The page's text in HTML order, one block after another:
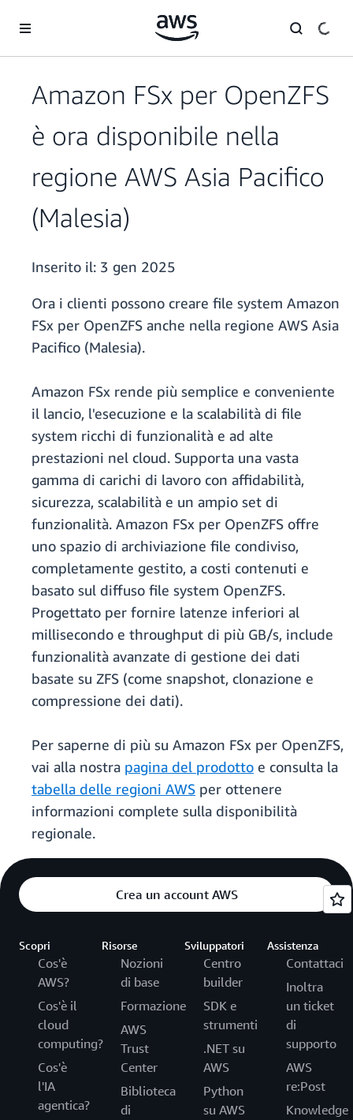
Amazon FSx per OpenZFS
è ora disponibile nella
regione AWS Asia Pacifico
(Malesia)
Inserito il: 3 gen 2025
Ora i clienti possono creare file system Amazon
FSx per OpenZFS anche nella regione AWS Asia
Pacifico (Malesia).
Amazon FSx rende più semplice e conveniente
il lancio, l'esecuzione e la scalabilità di file
system ricchi di funzionalità e ad alte
prestazioni nel cloud. Supporta una vasta
gamma di carichi di lavoro con affidabilità,
sicurezza, scalabilità e un ampio set di
funzionalità. Amazon FSx per OpenZFS offre
uno spazio di archiviazione file condiviso,
completamente gestito, a costi contenuti e
basato sul diffuso file system OpenZFS.
Progettato per fornire latenze inferiori al
millisecondo e throughput di più GB/s, include
funzionalità avanzate di gestione dei dati
basate su ZFS (come snapshot, clonazione e
compressione dei dati).
Per saperne di più su Amazon FSx per OpenZFS,
vai alla nostra pagina del prodotto e consulta la
tabella delle regioni AWS per ottenere
informazioni complete sulla disponibilità
regionale.
Crea un account AWS
Scopri
Cos'è
AWS?
Cos'è il
cloud
computing?
Cos'è
l'IA
agentica?
Risorse
Nozioni
di base
Formazione
AWS
Trust
Center
Biblioteca
di
Sviluppatori
Centro
builder
SDK e
strumenti
.NET su
AWS
Python
su AWS
Assistenza
Contattaci
Inoltra
un ticket
di
supporto
AWS
re:Post
Knowledge